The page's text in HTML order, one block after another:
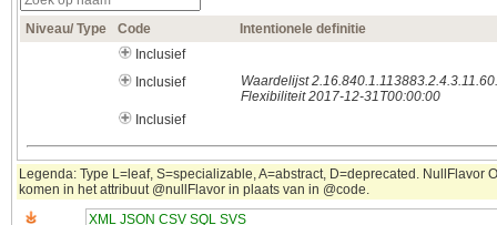
Niveau/ Type Code
Intentionele definitie
Inclusief
Inclusief
Waardelijst
Flexibiliteit 2017-12-31T00:00:00
Inclusief
Legenda: Type L=leaf, S=specializable, A=abstract, D=deprecated.
komen in het attribuut @nullFlavor in plaats van in @code.
XML JSON CSV SQL SVS